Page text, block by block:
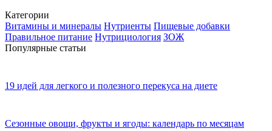
Категории
Витамины и минералы Нутриенты Пищевые добавки
Правильное питание Нутрициология ЗОЖ
Популярные статьи
19 идей для легкого и полезного перекуса на диете
Сезонные овощи, фрукты и ягоды: календарь по месяцам